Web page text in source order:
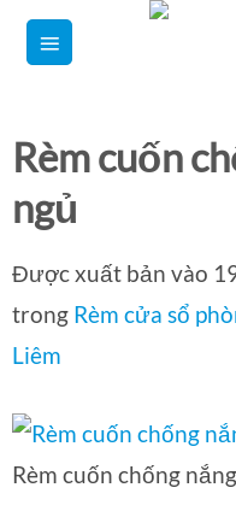
qua
dung
Rèm cuốn
ngủ
Được xuất bản vào
trong Rèm cửa sổ
Liêm
Rèm cuốn chống